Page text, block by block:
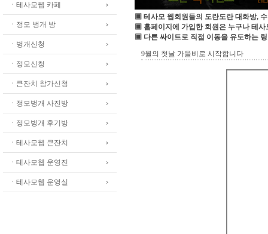
ㆍ테사모웹 카페
ㆍ정모 벙개 방
ㆍ벙개신청
ㆍ정모신청
ㆍ큰잔치 참가신청
ㆍ정모벙개 사진방
ㆍ정모벙개 후기방
ㆍ테사모웹 큰잔치
ㆍ테사모웹 운영진
ㆍ테사모웹 운영실
▣ 테사모 웹회원들의 도란도란 대화방,
▣ 홈페이지에 가입한 회원은 누구나 테사
▣ 다른 싸이트로 직접 이동을 유도하는
9월의 첫날 가을비로 시작합니다